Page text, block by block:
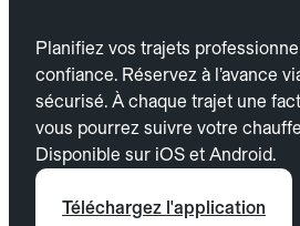
Planifiez vos trajets
confiance. Réservez à l’avance
sécurisé. À chaque trajet une
vous pourrez suivre votre
Disponible sur iOS et Android.
Téléchargez l'application